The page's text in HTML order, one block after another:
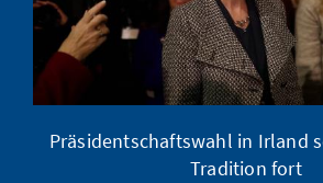
Präsidentschaftswahl in Irland
Tradition fort